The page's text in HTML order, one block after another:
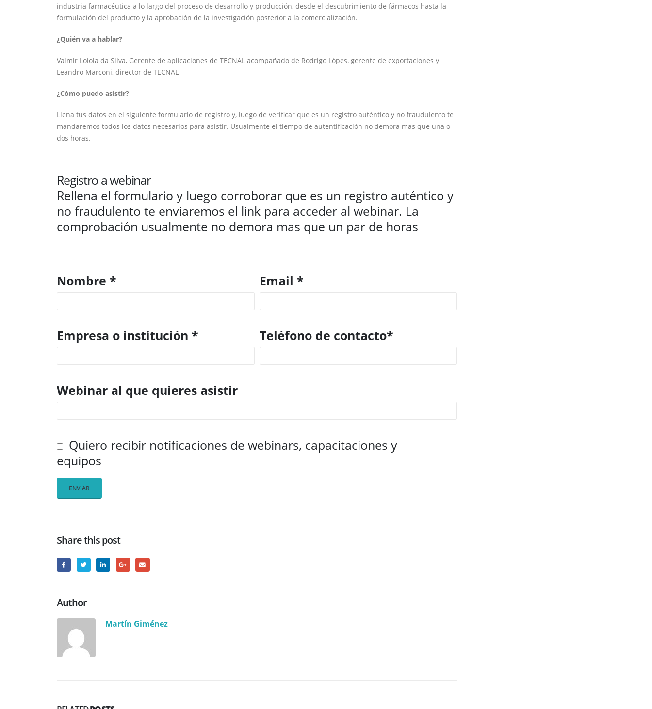
industria farmacéutica a lo largo del proceso de desarrollo y producción, desde el descubrimiento de fármacos hasta la
formulación del producto y la aprobación de la investigación posterior a la comercialización.
¿Quién va a hablar?
Valmir Loiola da Silva, Gerente de aplicaciones de TECNAL acompañado de Rodrigo Lópes, gerente de exportaciones y
Leandro Marconi, director de TECNAL
¿Cómo puedo asistir?
Llena tus datos en el siguiente formulario de registro y, luego de verificar que es un registro auténtico y no fraudulento te
mandaremos todos los datos necesarios para asistir. Usualmente el tiempo de autentificación no demora mas que una o
dos horas.
Registro a webinar
Rellena el formulario y luego corroborar que es un registro auténtico y
no fraudulento te enviaremos el link para acceder al webinar. La
comprobación usualmente no demora mas que un par de horas
Nombre * Email *
Empresa o institución * Teléfono de contacto*
Webinar al que quieres asistir
Quiero recibir notificaciones de webinars, capacitaciones y
equipos
Share this post
Author
Martín Giménez